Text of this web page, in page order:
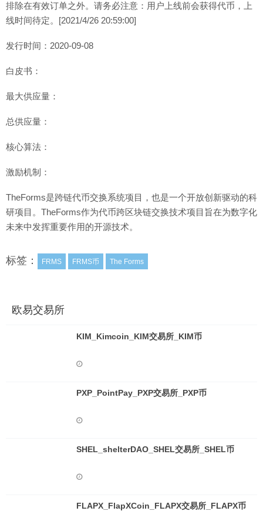
排除在有效订单之外。请务必注意：用户上线前会获得代币，上
线时间待定。[2021/4/26 20:59:00]
发行时间：2020-09-08
白皮书：
最大供应量：
总供应量：
核心算法：
激励机制：
TheForms是跨链代币交换系统项目，也是一个开放创新驱动的科
研项目。TheForms作为代币跨区块链交换技术项目旨在为数字化
未来中发挥重要作用的开源技术。
标签： FRMS FRMS币 The Forms
欧易交易所
KIM_Kimcoin_KIM交易所_KIM币
PXP_PointPay_PXP交易所_PXP币
SHEL_shelterDAO_SHEL交易所_SHEL币
FLAPX_FlapXCoin_FLAPX交易所_FLAPX币